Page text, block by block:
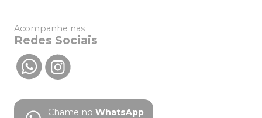
Acompanhe nas
Redes Sociais
Chame no WhatsApp